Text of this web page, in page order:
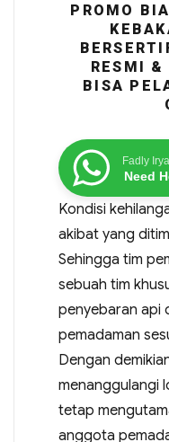
PROMO
RESMI
BISA
Fadly
Need
Kondisi
akibat yang
Sehingga tim
sebuah tim
penyebaran api
pemadaman
Dengan
menanggulangi
tetap
anggota